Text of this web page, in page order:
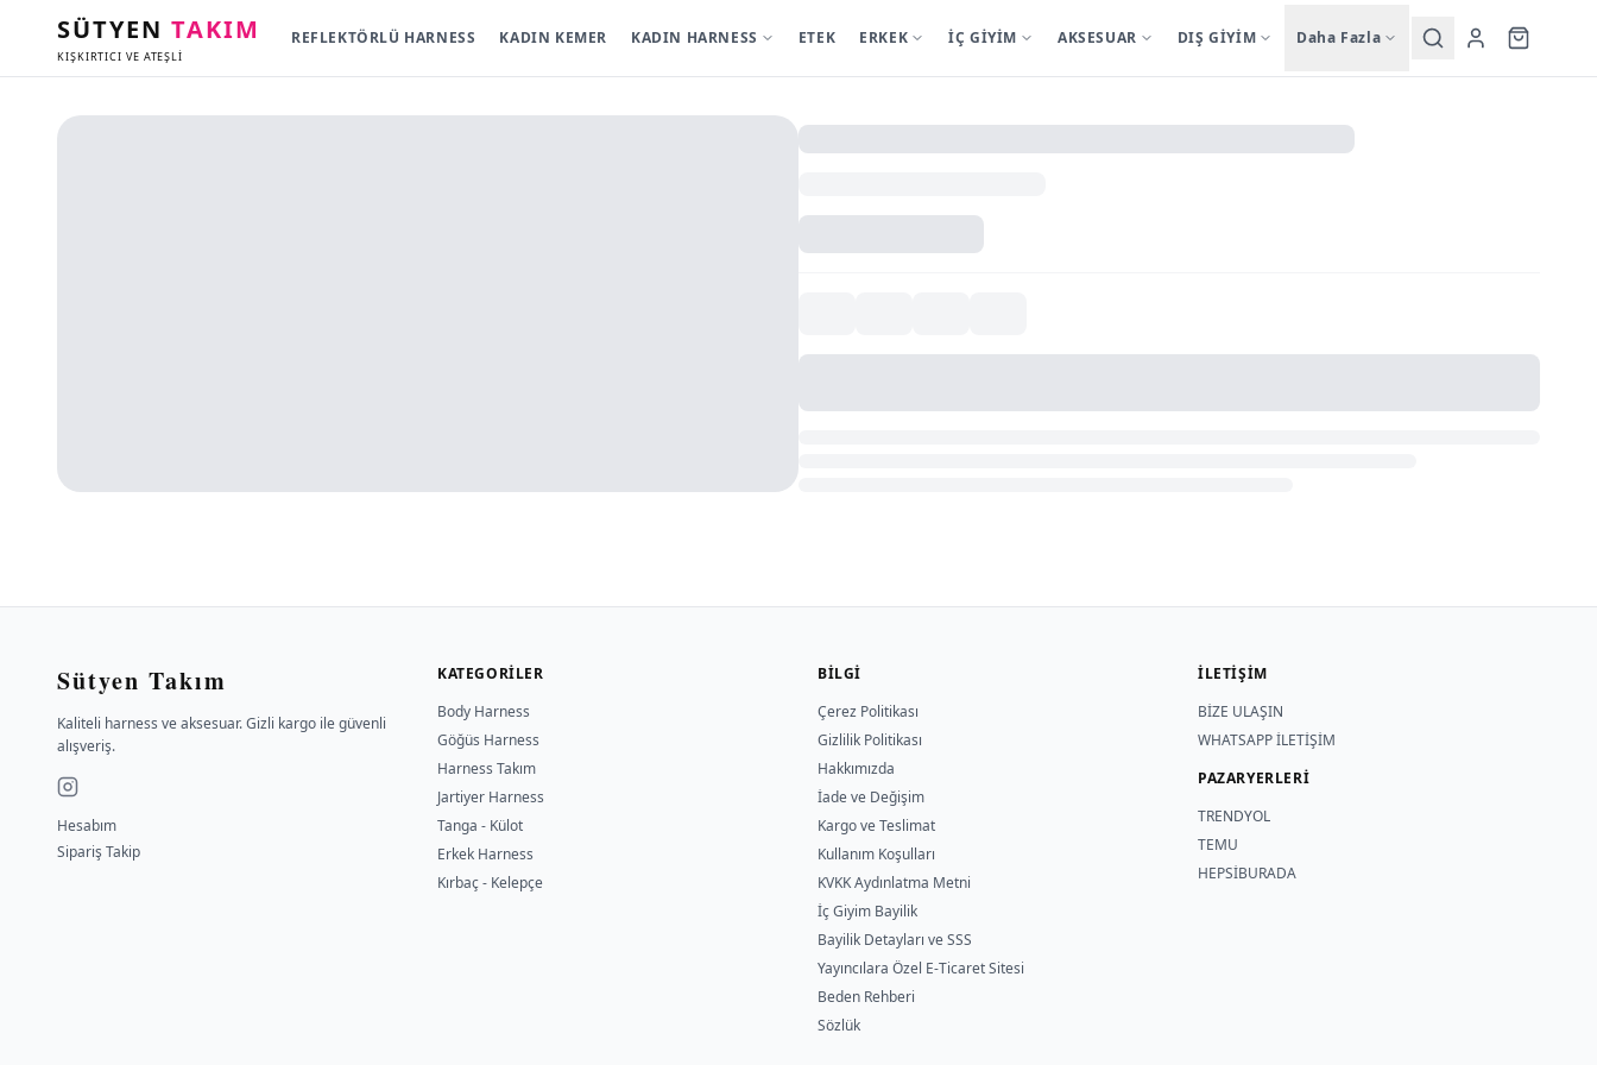
SÜTYEN TAKIM
KIŞKIRTICI VE ATEŞLİ
REFLEKTÖRLÜ HARNESS KADIN KEMER KADIN HARNESS ETEK ERKEK İÇ GİYİM AKSESUAR DIŞ GİYİM Daha Fazla
Sütyen Takım
Kaliteli harness ve aksesuar. Gizli kargo ile güvenli
alışveriş.
Hesabım
Sipariş Takip
KATEGORILER
Body Harness
Göğüs Harness
Harness Takım
Jartiyer Harness
Tanga - Külot
Erkek Harness
Kırbaç - Kelepçe
BILGI
Çerez Politikası
Gizlilik Politikası
Hakkımızda
İade ve Değişim
Kargo ve Teslimat
Kullanım Koşulları
KVKK Aydınlatma Metni
İç Giyim Bayilik
Bayilik Detayları ve SSS
Yayıncılara Özel E-Ticaret Sitesi
Beden Rehberi
Sözlük
İLETİŞİM
BİZE ULAŞIN
WHATSAPP İLETİŞİM
PAZARYERLERİ
TRENDYOL
TEMU
HEPSİBURADA